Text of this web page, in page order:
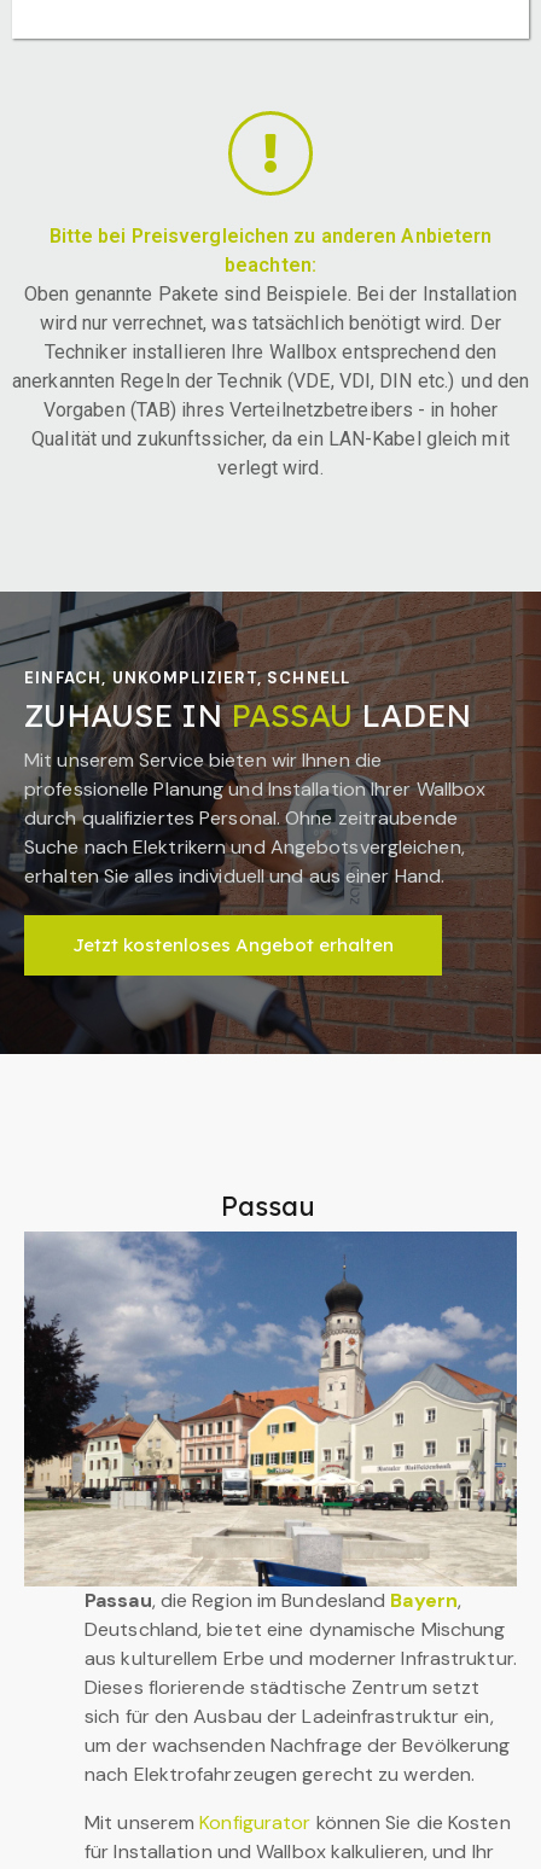
Bitte bei Preisvergleichen zu anderen Anbietern
beachten:
Oben genannte Pakete sind Beispiele. Bei der Installation
wird nur verrechnet, was tatsächlich benötigt wird. Der
Techniker installieren Ihre Wallbox entsprechend den
anerkannten Regeln der Technik (VDE, VDI, DIN etc.) und den
Vorgaben (TAB) ihres Verteilnetzbetreibers - in hoher
Qualität und zukunftssicher, da ein LAN-Kabel gleich mit
verlegt wird.
EINFACH, UNKOMPLIZIERT, SCHNELL
ZUHAUSE INPASSAULADEN
Mit unserem Service bieten wir Ihnen die
professionelle Planung und Installation Ihrer Wallbox
durch qualifiziertes Personal. Ohne zeitraubende
Suche nach Elektrikern und Angebotsvergleichen,
erhalten Sie alles individuell und aus einer Hand.
Jetzt kostenloses Angebot erhalten
Passau
Passau, die Region im Bundesland Bayern,
Deutschland, bietet eine dynamische Mischung
aus kulturellem Erbe und moderner Infrastruktur.
Dieses florierende städtische Zentrum setzt
sich für den Ausbau der Ladeinfrastruktur ein,
um der wachsenden Nachfrage der Bevölkerung
nach Elektrofahrzeugen gerecht zu werden.
Mit unseremKonfigurator können Sie die Kosten
für Installation und Wallbox kalkulieren, und Ihr